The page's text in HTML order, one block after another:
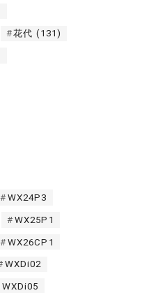
花代 (131)
WX24P3
WX25P1
WX26CP1
WXDi02
WXDi05